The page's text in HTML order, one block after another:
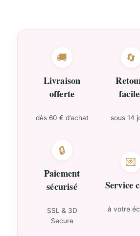
🚚
Livraison
offerte
dès 60 € d’achat
🔄
sous 14
🔒
Paiement
sécurisé
SSL & 3D
Secure
💌
Service
à votre